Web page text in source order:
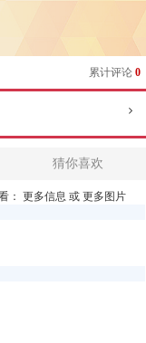
累计评论 0
猜你喜欢
： 更多信息 或 更多图片